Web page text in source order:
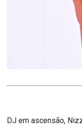
DJ em ascensão,